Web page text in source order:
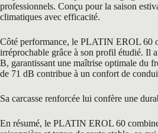
professionnels. Conçu pour la saison
climatiques avec efficacité.
Côté performance, le PLATIN EROL 60
irréprochable grâce à son profil étudié. Il
B, garantissant une maîtrise optimale du
de 71 dB contribue à un confort de
Sa carcasse renforcée lui confère une
En résumé, le PLATIN EROL 60